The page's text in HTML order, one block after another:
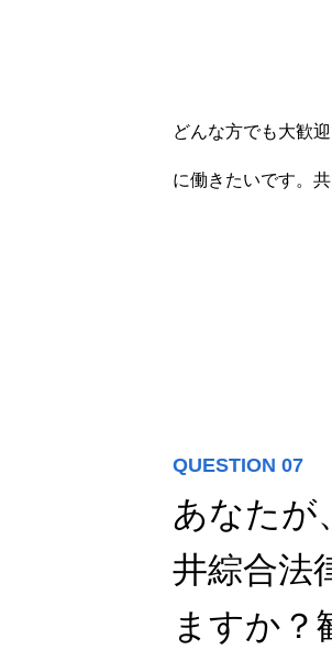
どんな方でも大歓
に働きたいです。
QUESTION 07
あなたが
井綜合法
ますか？